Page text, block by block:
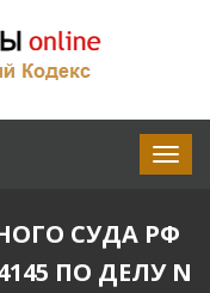
СУДА РФ
ПО ДЕЛУ N